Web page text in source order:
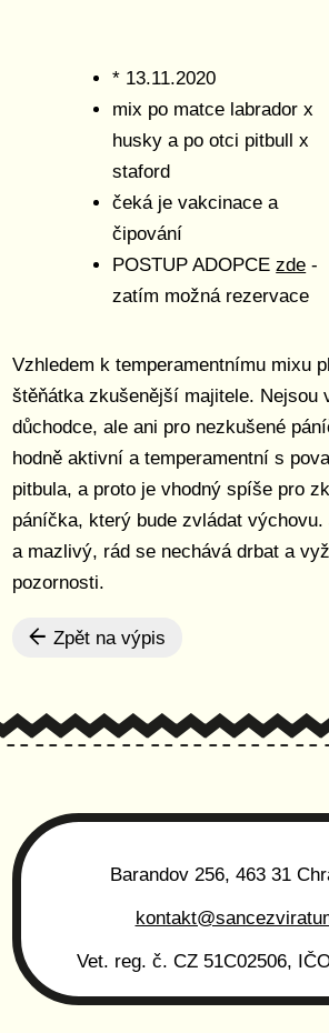
Vzhledem k temperamentnímu mixu
štěňátka zkušenější majitele. Nejsou
důchodce, ale ani pro nezkušené
hodně aktivní a temperamentní s
pitbula, a proto je vhodný spíše pro
páníčka, který bude zvládat
a mazlivý, rád se nechává drbat a
pozornosti.
Zpět na výpis
* 13.11.2020
mix po matce labrador x
husky a po otci pitbull x
staford
čeká je vakcinace a
čipování
POSTUP ADOPCEzde -
zatím možná rezervace
Barandov 256, 463 31
Vet. reg. č. CZ 51C02506,